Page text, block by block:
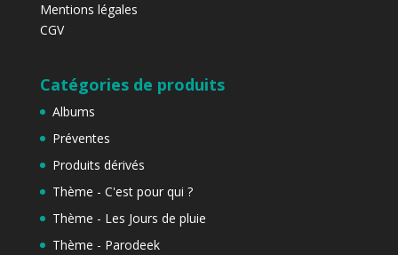
Mentions légales
CGV
Catégories de produits
Albums
Préventes
Produits dérivés
Thème - C'est pour qui ?
Thème - Les Jours de pluie
Thème - Parodeek